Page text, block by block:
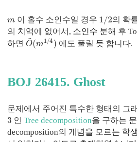
m 이 홀수 소인수일 경우 1/2의 확
의 치역에 없어서, 소인수 분해 후
하면 O
~
(m1/4 ) 에도 풀릴 듯 합니다.
BOJ 26415. Ghost
문제에서 주어진 특수한 형태의 그
3 인Tree decomposition을 구하는
decomposition의 개념을 모르는 학